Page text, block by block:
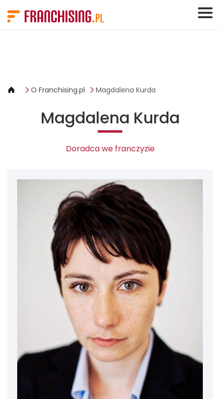
O Franchising.pl Magdalena Kurda
Magdalena Kurda
Doradca we franczyzie